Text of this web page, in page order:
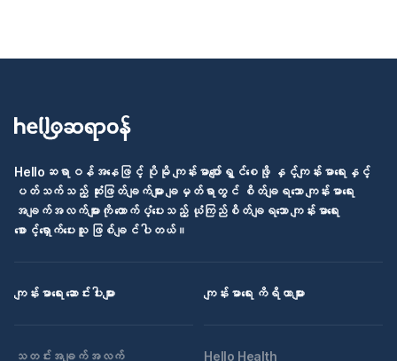
Helloဆရာဝန်အနေဖြင့် ပိုမို ကျန်းမာပျော်ရွှင်စေဖို့ နှင့်ကျန်းမာရေးနှင့်
ပတ်သက်သည့် ဆုံးဖြတ်ချက်များ ချမှတ်ရာတွင် စိတ်ချရသော ကျန်းမာရေး
အချက်အလက်များကို ထောက်ပံ့ပေးသည့် ယုံကြည်စိတ်ချရသော ကျန်းမာရေး
စောင့်ရှောက်ပေးသူ ဖြစ်ချင်ပါတယ်။
ကျန်းမာရေး ဆောင်းပါးများ ကျန်းမာရေး ကိရိယာများ
သတင်းအချက်အလက် Hello Health